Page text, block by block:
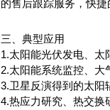
的售后跟踪服务，快捷
三、典型应用
1.太阳能光伏发电、太
2.太阳能系统监控、大
3.卫星反演得到的太阳
4.热应力研究、热交换